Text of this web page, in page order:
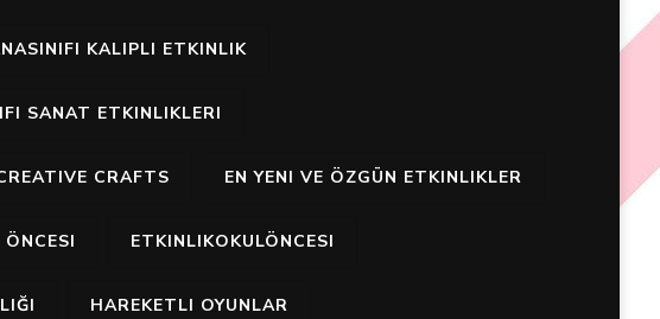
KALIPLI ETKINLIK
SANAT ETKINLIKLERI
CRAFTS EN YENI VE ÖZGÜN ETKINLIKLER
ETKINLIKOKULÖNCESI
HAREKETLI OYUNLAR